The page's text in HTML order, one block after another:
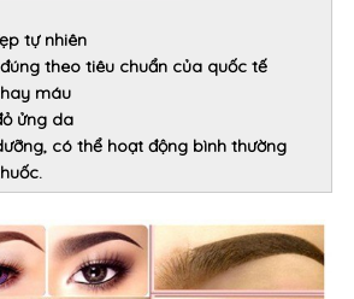
tự nhiên
theo tiêu chuẩn của quốc tế
máu
ửng da
có thể hoạt động bình thường